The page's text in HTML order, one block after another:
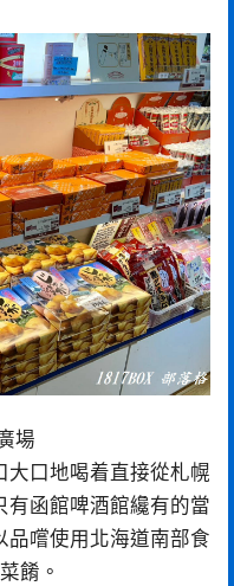
場
大口地喝着直接從札幌
有函館啤酒館纔有的當
品嚐使用北海道南部食
餚。